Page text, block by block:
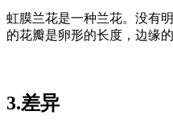
虹膜兰花是一种兰花。没有
的花瓣是卵形的长度，边缘
3.差异